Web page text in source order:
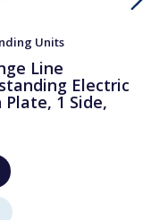
Units
Line
Electric
1 Side,